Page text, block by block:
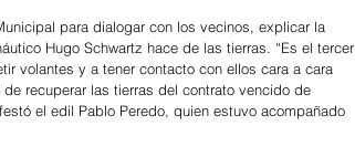
para dialogar con los vecinos, explicar la
Hugo Schwartz hace de las tierras. “Es el tercer
volantes y a tener contacto con ellos cara a cara
recuperar las tierras del contrato vencido de
el edil Pablo Peredo, quien estuvo acompañado